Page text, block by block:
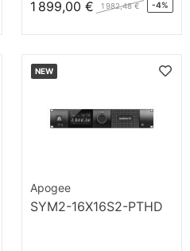
1 899,00 € 1 982,48 € -4%
NEW
Apogee
SYM2-16X16S2-PTHD